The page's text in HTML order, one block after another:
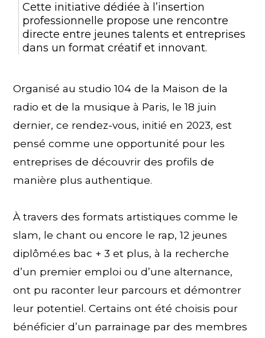
Cette initiative dédiée à l’insertion
professionnelle propose une rencontre
directe entre jeunes talents et entreprises
dans un format créatif et innovant.
Organisé au studio 104 de la Maison de la
radio et de la musique à Paris, le 18 juin
dernier, ce rendez-vous, initié en 2023, est
pensé comme une opportunité pour les
entreprises de découvrir des profils de
manière plus authentique.
À travers des formats artistiques comme le
slam, le chant ou encore le rap, 12 jeunes
diplômé.es bac + 3 et plus, à la recherche
d’un premier emploi ou d’une alternance,
ont pu raconter leur parcours et démontrer
leur potentiel. Certains ont été choisis pour
bénéficier d’un parrainage par des membres